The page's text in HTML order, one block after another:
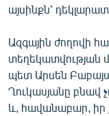
այսինքն՝
Ազգային ժողովի
տեղեկատվության
պետ Արսեն
Ղուկասյանը բնավ
և, հավանաբար, իր